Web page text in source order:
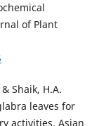
of Plant
Shaik, H.A.
leaves for
activities. Asian